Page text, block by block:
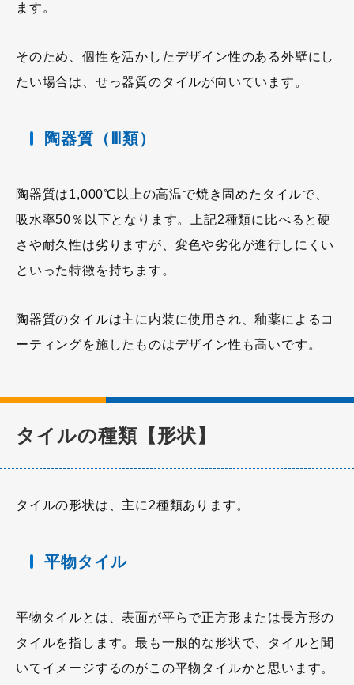
ます。
そのため、個性を活かしたデザイン性のある外壁にし
たい場合は、せっ器質のタイルが向いています。
陶器質（Ⅲ類）
陶器質は1,000℃以上の高温で焼き固めたタイルで、
吸水率50％以下となります。上記2種類に比べると硬
さや耐久性は劣りますが、変色や劣化が進行しにくい
といった特徴を持ちます。
陶器質のタイルは主に内装に使用され、釉薬によるコ
ーティングを施したものはデザイン性も高いです。
タイルの種類【形状】
タイルの形状は、主に2種類あります。
平物タイル
平物タイルとは、表面が平らで正方形または長方形の
タイルを指します。最も一般的な形状で、タイルと聞
いてイメージするのがこの平物タイルかと思います。